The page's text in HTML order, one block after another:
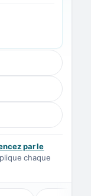
par le
chaque